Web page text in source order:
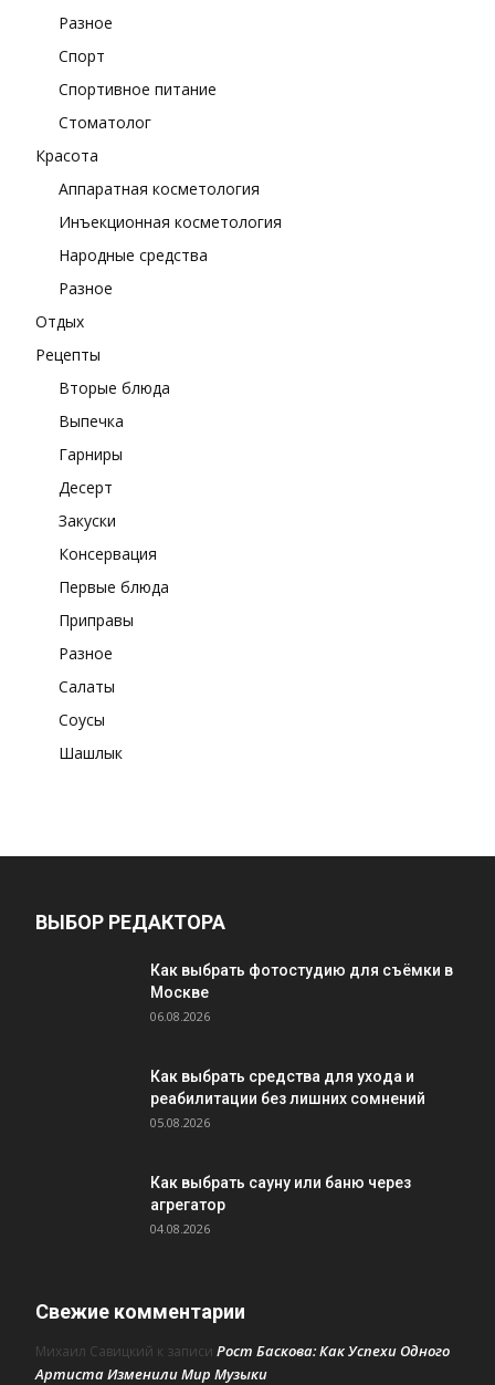
Разное
Спорт
Спортивное питание
Стоматолог
Красота
Аппаратная косметология
Инъекционная косметология
Народные средства
Разное
Отдых
Рецепты
Вторые блюда
Выпечка
Гарниры
Десерт
Закуски
Консервация
Первые блюда
Приправы
Разное
Салаты
Соусы
Шашлык
ВЫБОР РЕДАКТОРА
Как выбрать фотостудию для съёмки в
Москве
06.08.2026
Как выбрать средства для ухода и
реабилитации без лишних сомнений
05.08.2026
Как выбрать сауну или баню через
агрегатор
04.08.2026
Свежие комментарии
Михаил Савицкий к записи Рост Баскова: Как Успехи Одного
Артиста Изменили Мир Музыки